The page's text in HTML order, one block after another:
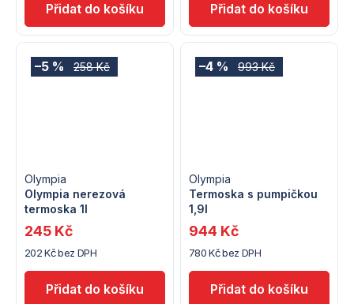
258 Kč
–5 %
Olympia nerezová
termoska 1l
Olympia
202 Kč bez DPH
245 Kč
993 Kč
–4 %
Termoska s pumpičkou
1,9l
Olympia
780 Kč bez DPH
944 Kč